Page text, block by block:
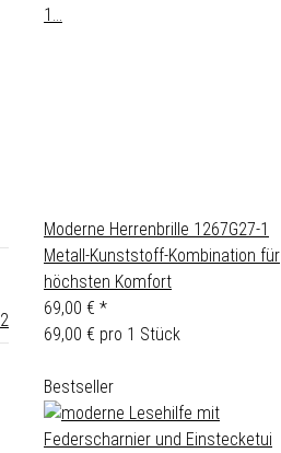
Moderne Herrenbrille 1267G27-1
Metall-Kunststoff-Kombination für
höchsten Komfort
69,00 € *
69,00 € pro 1 Stück
Bestseller
2